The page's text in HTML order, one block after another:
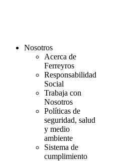
Nosotros
Acerca de
Ferreyros
Responsabilidad
Social
Trabaja con
Nosotros
Políticas de
seguridad, salud
y medio
ambiente
Sistema de
cumplimiento